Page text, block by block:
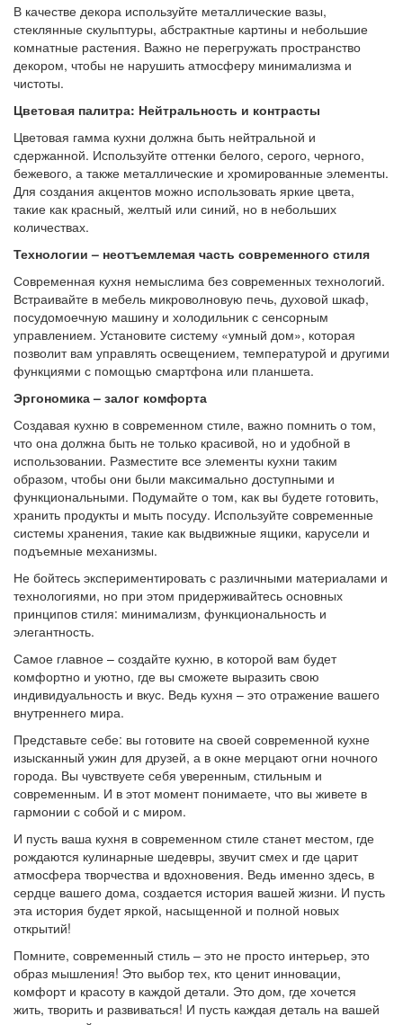
В качестве декора используйте металлические вазы,
стеклянные скульптуры, абстрактные картины и небольшие
комнатные растения. Важно не перегружать пространство
декором, чтобы не нарушить атмосферу минимализма и
чистоты.
Цветовая палитра: Нейтральность и контрасты
Цветовая гамма кухни должна быть нейтральной и
сдержанной. Используйте оттенки белого, серого, черного,
бежевого, а также металлические и хромированные элементы.
Для создания акцентов можно использовать яркие цвета,
такие как красный, желтый или синий, но в небольших
количествах.
Технологии – неотъемлемая часть современного стиля
Современная кухня немыслима без современных технологий.
Встраивайте в мебель микроволновую печь, духовой шкаф,
посудомоечную машину и холодильник с сенсорным
управлением. Установите систему «умный дом», которая
позволит вам управлять освещением, температурой и другими
функциями с помощью смартфона или планшета.
Эргономика – залог комфорта
Создавая кухню в современном стиле, важно помнить о том,
что она должна быть не только красивой, но и удобной в
использовании. Разместите все элементы кухни таким
образом, чтобы они были максимально доступными и
функциональными. Подумайте о том, как вы будете готовить,
хранить продукты и мыть посуду. Используйте современные
системы хранения, такие как выдвижные ящики, карусели и
подъемные механизмы.
Не бойтесь экспериментировать с различными материалами и
технологиями, но при этом придерживайтесь основных
принципов стиля: минимализм, функциональность и
элегантность.
Самое главное – создайте кухню, в которой вам будет
комфортно и уютно, где вы сможете выразить свою
индивидуальность и вкус. Ведь кухня – это отражение вашего
внутреннего мира.
Представьте себе: вы готовите на своей современной кухне
изысканный ужин для друзей, а в окне мерцают огни ночного
города. Вы чувствуете себя уверенным, стильным и
современным. И в этот момент понимаете, что вы живете в
гармонии с собой и с миром.
И пусть ваша кухня в современном стиле станет местом, где
рождаются кулинарные шедевры, звучит смех и где царит
атмосфера творчества и вдохновения. Ведь именно здесь, в
сердце вашего дома, создается история вашей жизни. И пусть
эта история будет яркой, насыщенной и полной новых
открытий!
Помните, современный стиль – это не просто интерьер, это
образ мышления! Это выбор тех, кто ценит инновации,
комфорт и красоту в каждой детали. Это дом, где хочется
жить, творить и развиваться! И пусть каждая деталь на вашей